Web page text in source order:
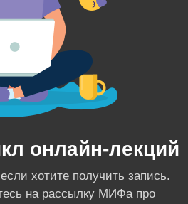
онлайн-лекций
хотите получить запись.
на рассылку МИФа про